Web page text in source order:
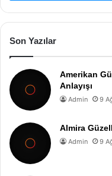
Son Yazılar
Amerikan
Anlayışı
Admin 9
Almira
Admin 9